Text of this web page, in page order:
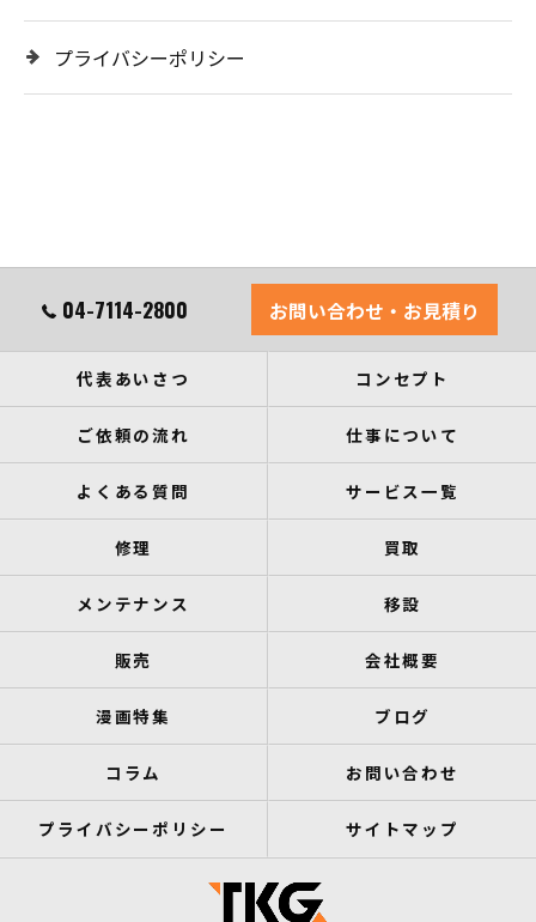
プライバシーポリシー
04-7114-2800 お問い合わせ・お見積り
代表あいさつ コンセプト
ご依頼の流れ 仕事について
よくある質問 サービス一覧
修理 買取
メンテナンス 移設
販売 会社概要
漫画特集 ブログ
コラム お問い合わせ
プライバシーポリシー サイトマップ